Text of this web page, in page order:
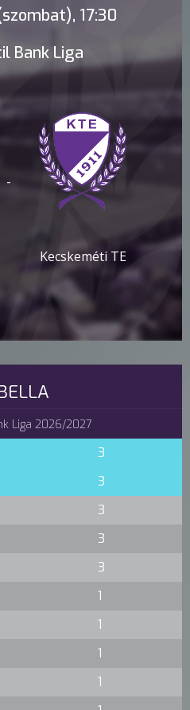
17:30
Bank Liga
-
Kecskeméti TE
Liga 2026/2027
3
3
3
3
3
1
1
1
1